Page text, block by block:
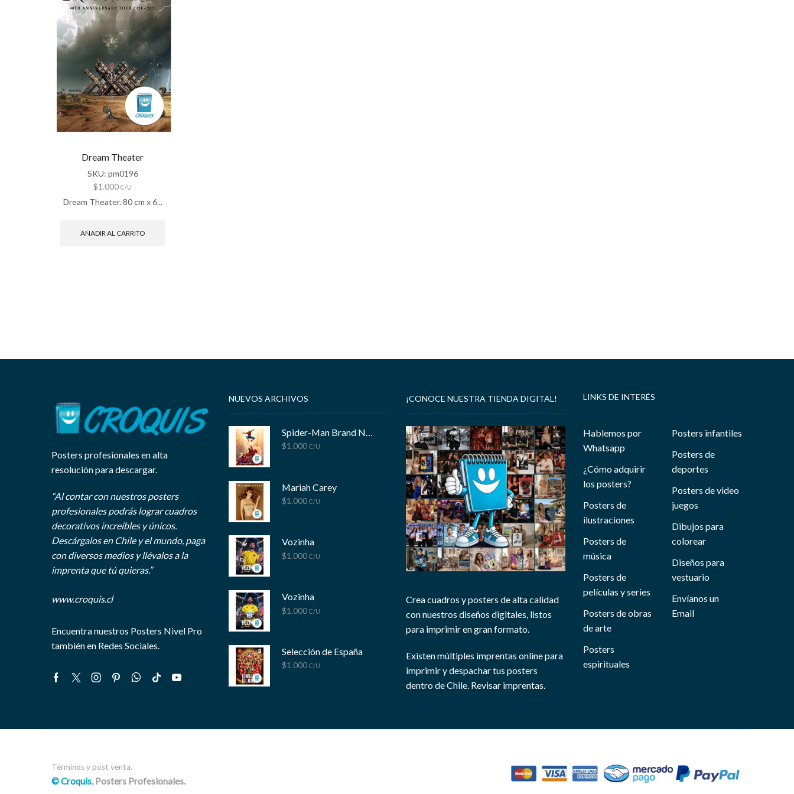
Dream Theater
SKU: pm0196
$1.000 C/U
Dream Theater. 80 cm x 6...
AÑADIR AL CARRITO
Posters profesionales en alta
resolución para descargar.
“Al contar con nuestros posters
profesionales podrás lograr cuadros
decorativos increíbles y únicos.
Descárgalos en Chile y el mundo, paga
con diversos medios y llévalos a la
imprenta que tú quieras.”
www.croquis.cl
Encuentra nuestros Posters Nivel Pro
también en Redes Sociales.
Facebook
TwitterInstagram
PinterestWhatsapp
Tik- Youtube
NUEVOS ARCHIVOS
$1.000 C/U
Mariah Carey
$1.000 C/U
Vozinha
$1.000 C/U
Vozinha
$1.000 C/U
Selección de España
$1.000 C/U
¡CONOCE NUESTRA TIENDA DIGITAL!
Crea cuadros y posters de alta calidad
con nuestros diseños digitales, listos
para imprimir en gran formato.
Existen múltiples imprentas online para
imprimir y despachar tus posters
dentro de Chile. Revisar imprentas.
LINKS DE INTERÉS
Hablemos por
Whatsapp
¿Cómo adquirir
los posters?
Posters de
ilustraciones
Posters de
música
Posters de
películas y series
Posters de obras
de arte
Posters
espirituales
Posters infantiles
Posters de
deportes
Posters de video
juegos
Dibujos para
colorear
Diseños para
vestuario
Envíanos un
Email
Términos y post venta.
© Croquis, Posters Profesionales.